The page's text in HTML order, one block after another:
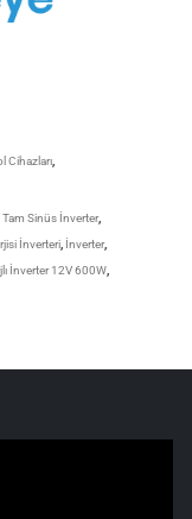
Cihazları
Tam Sinüs İnverter,
İnverteri İnverter,
İnverter 12V 600W